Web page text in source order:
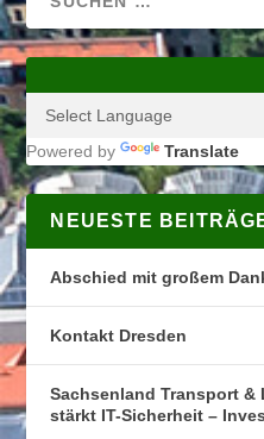
Powered by Translate
NEUESTE
Abschied mit großem
Kontakt Dresden
Sachsenland Transport &
stärkt IT-Sicherheit –